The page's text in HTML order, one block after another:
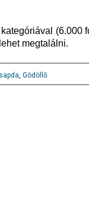
(6.000
lehet megtalálni.
, Gödöllő